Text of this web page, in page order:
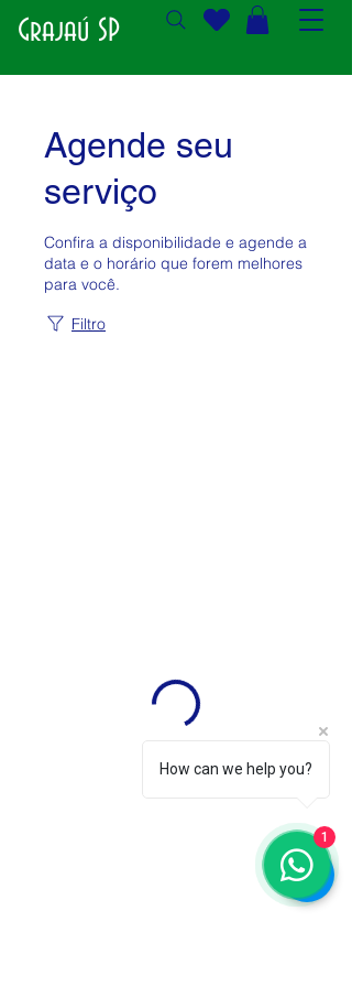
Grajaú SP
Agende seu
serviço
Confira a disponibilidade e agende a
data e o horário que forem melhores
para você.
Filtro
How can we help you?
1